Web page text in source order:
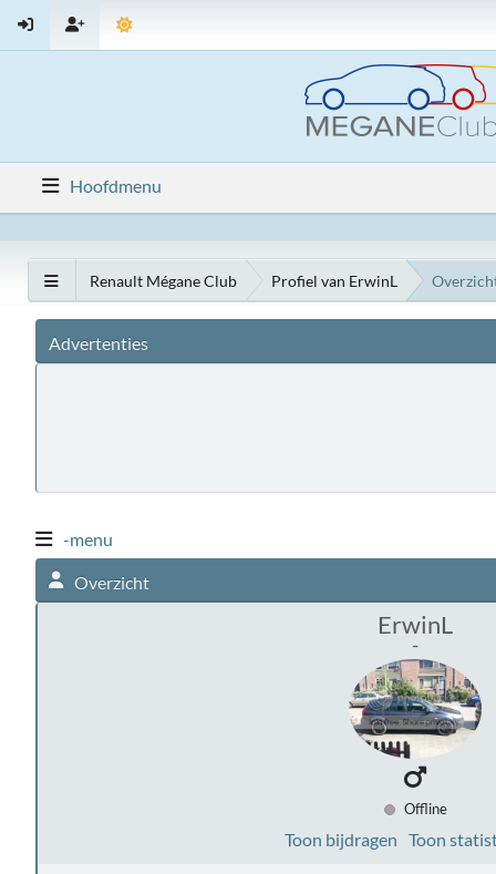
Hoofdmenu
Renault Mégane Club Profiel van ErwinL
Advertenties
-menu
Overzicht
ErwinL
-
Offline
Toon bijdragen Toon